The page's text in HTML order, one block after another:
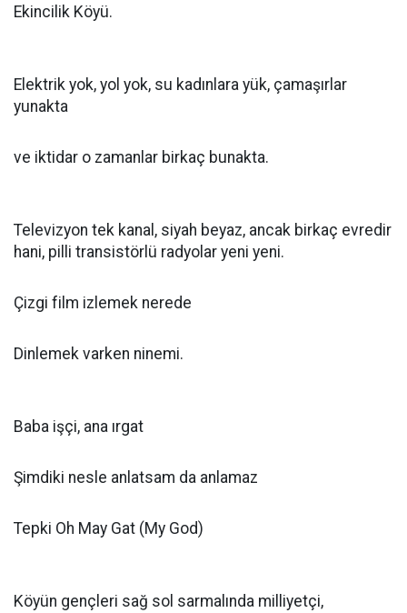
Ekincilik Köyü.
Elektrik yok, yol yok, su kadınlara yük, çamaşırlar
yunakta
ve iktidar o zamanlar birkaç bunakta.
Televizyon tek kanal, siyah beyaz, ancak birkaç evredir
hani, pilli transistörlü radyolar yeni yeni.
Çizgi film izlemek nerede
Dinlemek varken ninemi.
Baba işçi, ana ırgat
Şimdiki nesle anlatsam da anlamaz
Tepki Oh May Gat (My God)
Köyün gençleri sağ sol sarmalında milliyetçi,